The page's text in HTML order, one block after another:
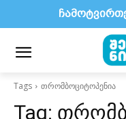
Tags თრომბოციტოპენია
Tag: